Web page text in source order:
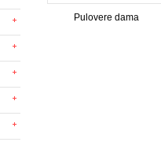
Pulovere dama